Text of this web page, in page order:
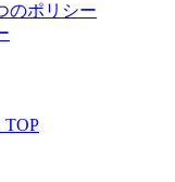
のポリシー
TOP